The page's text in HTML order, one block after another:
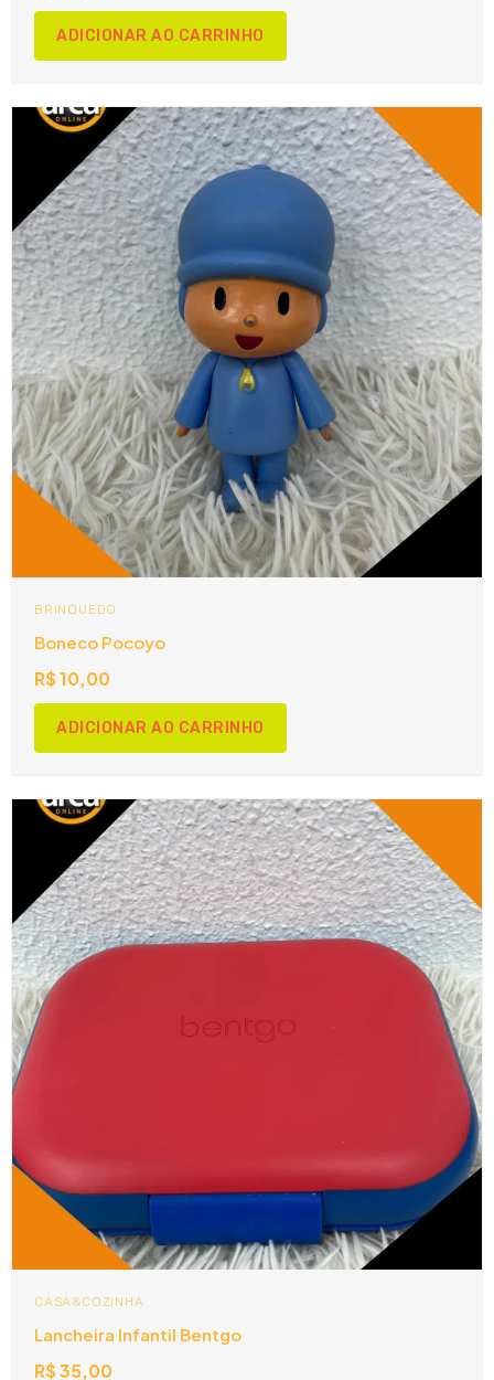
ADICIONAR AO CARRINHO
BRINQUEDO
Boneco Pocoyo
R$10,00
ADICIONAR AO CARRINHO
CASA&COZINHA
Lancheira Infantil Bentgo
R$35,00